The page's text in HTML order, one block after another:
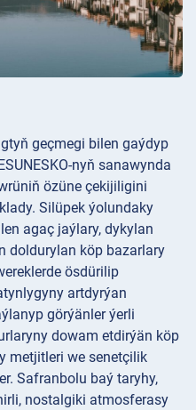
geçmegi bilen gaýdyp
nyň sanawynda
özüne çekijiligini
Silüpek ýolundaky
agaç jaýlary, dykylan
doldurylan köp bazarlary
ösdürilip
artdyrýan
görýänler ýerli
dowam etdirýän köp
metjitleri we senetçilik
Safranbolu baý taryhy,
nostalgiki atmosferasy